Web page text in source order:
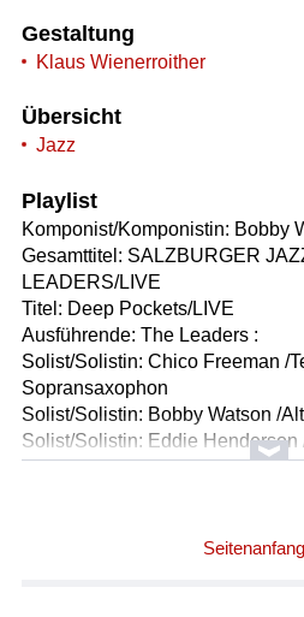
Gestaltung
Klaus Wienerroither
Übersicht
Jazz
Playlist
Komponist/Komponistin: Bobby
Gesamttitel: SALZBURGER
LEADERS/LIVE
Titel: Deep Pockets/LIVE
Ausführende: The Leaders :
Solist/Solistin: Chico Freeman /
Sopransaxophon
Solist/Solistin: Bobby Watson /
Solist/Solistin: Eddie Henderson
Solist/Solistin: Fred Harris /
Seitenanfang